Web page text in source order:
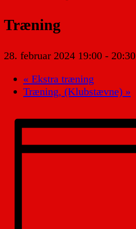
Træning
28. februar 2024 19:00 - 20:30
« Ekstra træning
Træning, (Klubstævne) »